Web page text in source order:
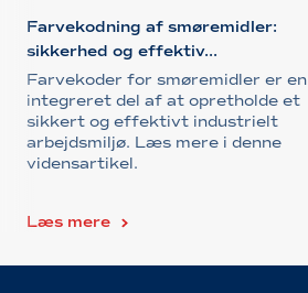
Farvekodning af smøremidler:
sikkerhed og effektiv...
Farvekoder for smøremidler er en
integreret del af at opretholde et
sikkert og effektivt industrielt
arbejdsmiljø. Læs mere i denne
vidensartikel.
Læs mere